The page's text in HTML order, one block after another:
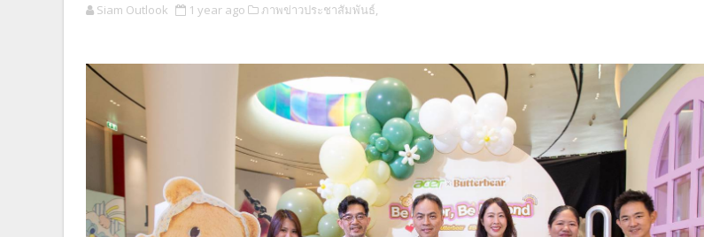
Siam Outlook 1 year ago ภาพข่าวประชาสัมพันธ์,